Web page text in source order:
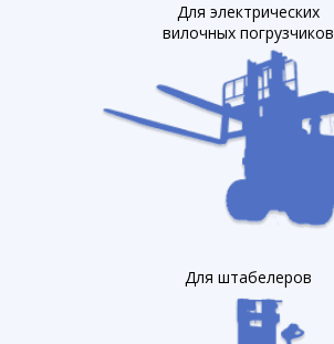
Для электрических
вилочных погрузчиков
Для штабелеров